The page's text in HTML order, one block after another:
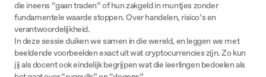
die ineens “gaan traden” of hun zakgeld in muntjes zonder
fundamentele waarde stoppen. Over handelen, risico’s en
verantwoordelijkheid.
In deze sessie duiken we samen in die wereld, en leggen we met
beeldende voorbeelden exact uit wat cryptocurrencies zijn. Zo kun
jij als docent ook eindelijk begrijpen wat die leerlingen bedoelen als